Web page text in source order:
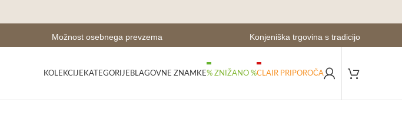
Možnost osebnega prevzema Konjeniška trgovina s tradicijo
KOLEKCIJE KATEGORIJE BLAGOVNE ZNAMKE% ZNIŽANO %CLAIR PRIPOROČA